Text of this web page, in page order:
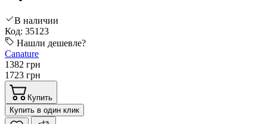
В наличии
Код: 35123
Нашли дешевле?
Canature
1382 грн
1723 грн
Купить
Купить в один клик